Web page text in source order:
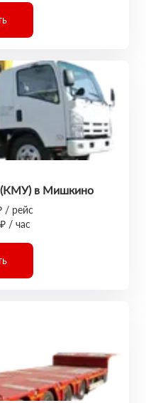
(КМУ) в Мишкино
/ рейс
/ час